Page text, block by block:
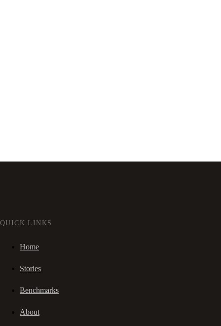
QUICK LINKS
Home
Stories
Benchmarks
About